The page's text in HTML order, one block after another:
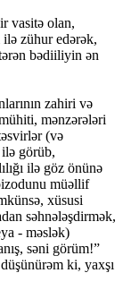
vasitə olan,
zühur edərək,
bədiiliyin ən
zahiri və
mənzərələri
(və
görüb,
ilə göz önünə
müəllif
xüsusi
səhnələşdirmək,
- məslək)
səni görüm!”
ki, yaxşı